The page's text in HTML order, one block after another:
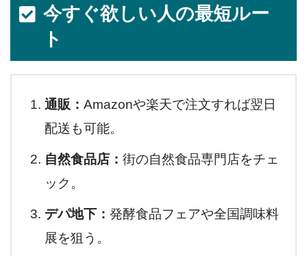
今すぐ欲しい人の最短ルー
ト
通販： Amazonや楽天で注文すれば翌日
配送も可能。
自然食品店： 街の自然食品専門店をチェ
ック。
デパ地下： 発酵食品フェアや全国調味料
展を狙う。